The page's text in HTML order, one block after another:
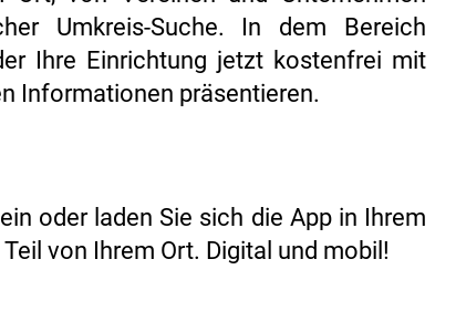
Umkreis-Suche. In dem Bereich
Ihre Einrichtung jetzt kostenfrei mit
Informationen präsentieren.
oder laden Sie sich die App in Ihrem
von Ihrem Ort. Digital und mobil!